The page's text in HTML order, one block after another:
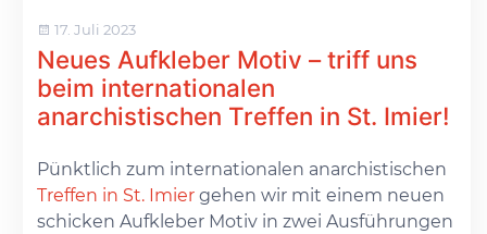
17. Juli 2023
Neues Aufkleber Motiv – triff uns
beim internationalen
anarchistischen Treffen in St. Imier!
Pünktlich zum internationalen anarchistischen
Treffen in St. Imiergehen wir mit einem neuen
schicken Aufkleber Motiv in zwei Ausführungen